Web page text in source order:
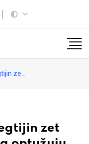
ga optužuju
zet